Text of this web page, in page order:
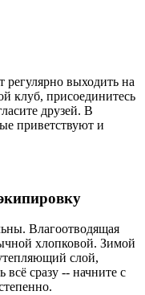
регулярно выходить на
клуб, присоединитесь
друзей. В
приветствуют и
Влагоотводящая
хлопковой. Зимой
слой,
всё сразу -- начните с